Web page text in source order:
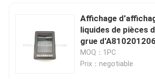
Affichage
liquides de pièces
grue
057BH0DG2-I500
MOQ：1PC
Prix：negotiable